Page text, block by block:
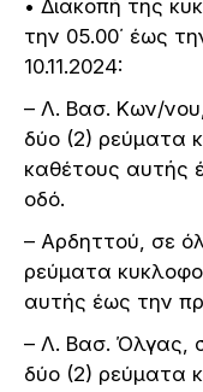
• Διακοπή της
την 05.00΄ έως
10.11.2024:
– Λ. Βασ. Κων/
δύο (2) ρεύματα
καθέτους αυτής
οδό.
– Αρδηττού, σε
ρεύματα
αυτής έως την
– Λ. Βασ. Όλγας,
δύο (2) ρεύματα